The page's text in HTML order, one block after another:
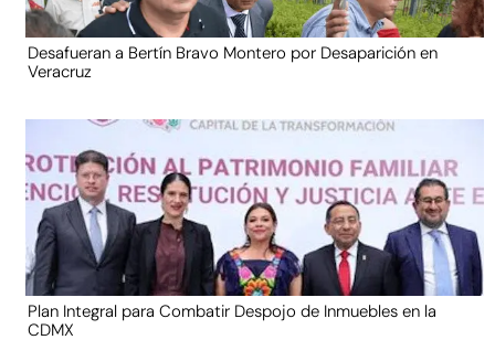
Desafueran a Bertín Bravo Montero por Desaparición en
Veracruz
Plan Integral para Combatir Despojo de Inmuebles en la
CDMX